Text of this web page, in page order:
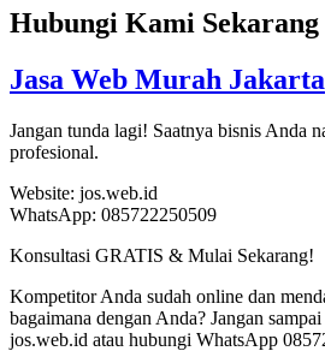
Hubungi Kami Sekarang
Jasa Web Murah Jakarta
Jangan tunda lagi! Saatnya bisnis Anda
profesional.
Website: jos.web.id
WhatsApp: 085722250509
Konsultasi GRATIS & Mulai Sekarang!
Kompetitor Anda sudah online dan
bagaimana dengan Anda? Jangan
jos.web.id atau hubungi WhatsApp